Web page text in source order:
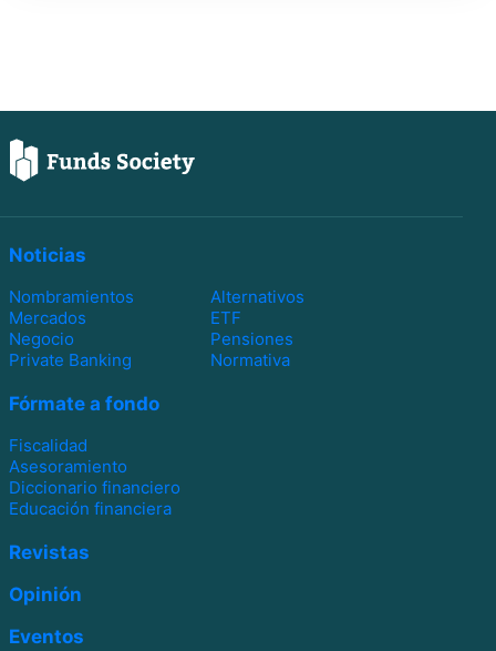
Noticias
Nombramientos
Alternativos
Mercados
ETF
Negocio
Pensiones
Private Banking
Normativa
Fórmate a fondo
Fiscalidad
Asesoramiento
Diccionario financiero
Educación financiera
Revistas
Opinión
Eventos